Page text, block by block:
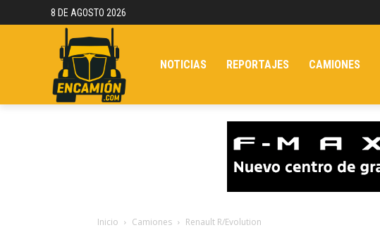
8 DE AGOSTO 2026
NOTICIAS REPORTAJES CAMIONES
Inicio Camiones Renault R/Evolution